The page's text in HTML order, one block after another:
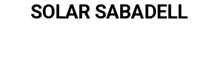
SOLAR SABADELL